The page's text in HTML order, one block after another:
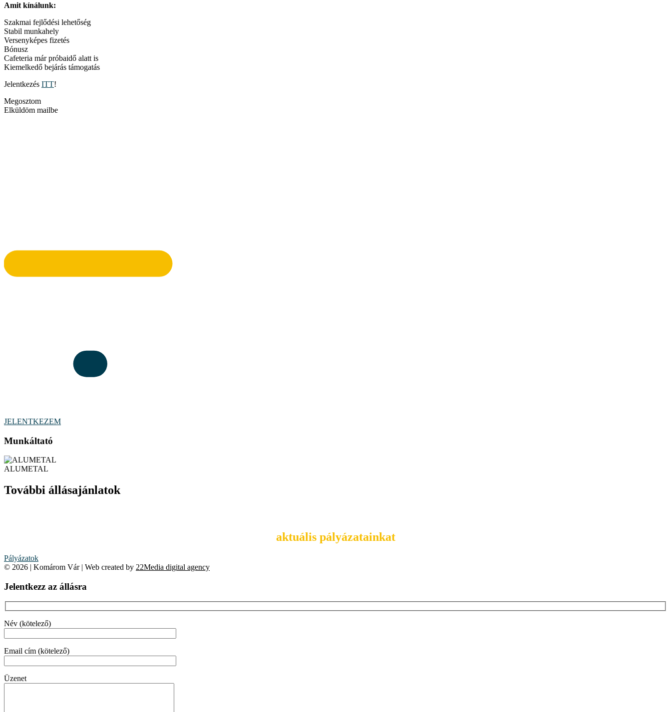
Amit kínálunk:
Szakmai fejlődési lehetőség
Stabil munkahely
Versenyképes fizetés
Bónusz
Cafeteria már próbaidő alatt is
Kiemelkedő bejárás támogatás
Jelentkezés ITT!
Megosztom
Elküldöm mailbe
JELENTKEZEM
Munkáltató
ALUMETAL
További állásajánlatok
aktuális pályázatainkat
Pályázatok
© 2026 | Komárom Vár | Web created by 22Media digital agency
Jelentkezz az állásra
Név (kötelező)
Email cím (kötelező)
Üzenet